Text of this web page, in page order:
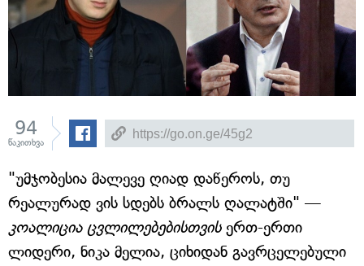
94
წაკითხვა
"უმჯობესია მალევე ღიად დაწეროს, თუ
რეალურად ვის სდებს ბრალს ღალატში" —
კოალიცია ცვლილებებისთვისერთ-ერთი
ლიდერი, ნიკა მელია, ციხიდან გავრცელებული